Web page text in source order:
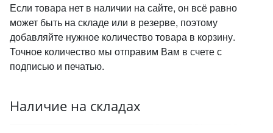
Если товара нет в наличии на сайте, он всё равно
может быть на складе или в резерве, поэтому
добавляйте нужное количество товара в корзину.
Точное количество мы отправим Вам в счете с
подписью и печатью.
Наличие на складах